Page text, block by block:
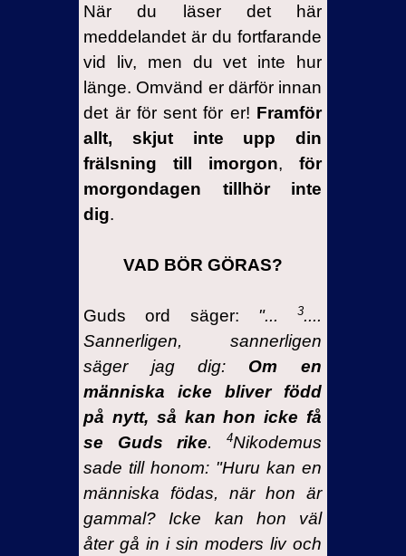
När du läser det här
meddelandet är du fortfarande
vid liv, men du vet inte hur
länge. Omvänd er därför innan
det är för sent för er! Framför
allt, skjut inte upp din
frälsning till imorgon, för
morgondagen tillhör inte
dig.
VAD BÖR GÖRAS?
Guds ord säger: "... 3....
Sannerligen, sannerligen
säger jag dig: Om en
människa icke bliver född
på nytt, så kan hon icke få
se Guds rike. 4Nikodemus
sade till honom: "Huru kan en
människa födas, när hon är
gammal? Icke kan hon väl
åter gå in i sin moders liv och